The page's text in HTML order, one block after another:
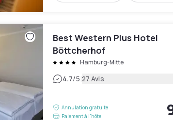
Best Western Plus Hotel
Böttcherhof
Hamburg-Mitte
4.7/5|27 Avis
Annulation gratuite
Paiement à l'hôtel